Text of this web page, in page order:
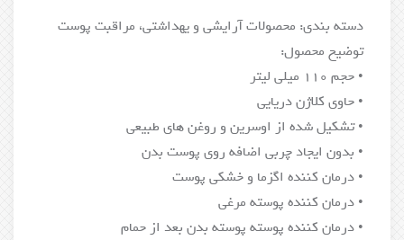
دسته بندی: محصولات آرایشی و یهداشتی، مراقبت پوست
توضیح محصول:
• حجم 110 میلی لیتر
• حاوی کلاژن دریایی
• تشکیل شده از اوسرین و روغن های طبیعی
• بدون ایجاد چربی اضافه روی پوست بدن
• درمان کننده اگزما و خشکی پوست
• درمان کننده پوسته مرغی
• درمان کننده پوسته پوسته بدن بعد از حمام